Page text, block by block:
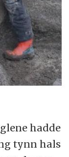
hadde
tynn hals